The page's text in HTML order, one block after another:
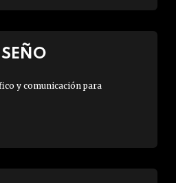
y comunicación para